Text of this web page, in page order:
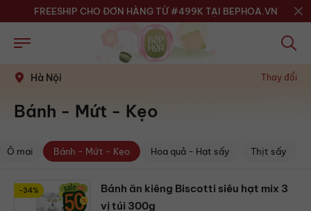
FREESHIP CHO ĐƠN HÀNG TỪ #499K TẠI BEPHOA.VN
Hà Nội Thay đổi
Bánh - Mứt - Kẹo
Ô mai Bánh - Mứt - Kẹo Hoa quả - Hạt sấy Thịt sấy
-34%
Bánh ăn kiêng Biscotti siêu hạt mix 3
vị túi 300g